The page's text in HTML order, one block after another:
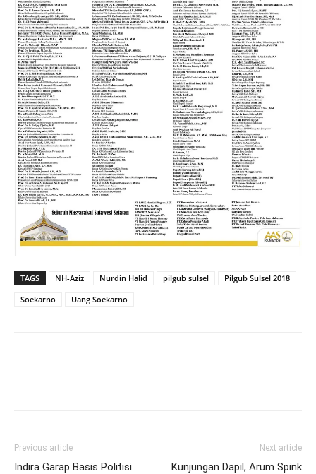
TAGS NH-Aziz Nurdin Halid pilgub sulsel
Pilgub Sulsel 2018
Soekarno
Uang Soekarno
Previous article
Indira Garap Basis Politisi
Next article
Kunjungan Dapil, Arum Spink